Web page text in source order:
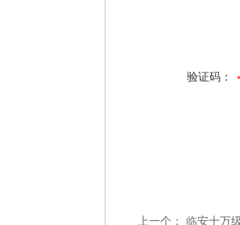
验证码：
上一个： 临安十万